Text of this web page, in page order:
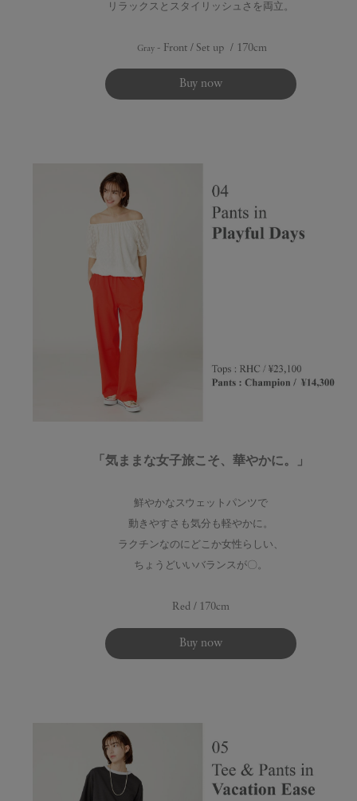
リラックスとスタイリッシュさを両立。
Gray - Front / Set up / 170cm
Buy now
「気ままな女子旅こそ、華やかに。」
鮮やかなスウェットパンツで
動きやすさも気分も軽やかに。
ラクチンなのにどこか女性らしい、
ちょうどいいバランスが〇。
Red / 170cm
Buy now